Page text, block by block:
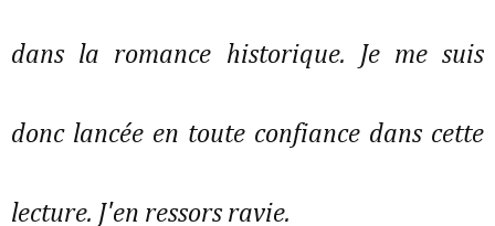
dans la romance historique. Je me suis
donc lancée en toute confiance dans cette
lecture. J'en ressors ravie.